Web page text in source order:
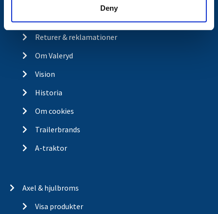
Deny
Returer & reklamationer
Om Valeryd
Vision
Historia
Om cookies
Trailerbrands
A-traktor
Axel & hjulbroms
Visa produkter